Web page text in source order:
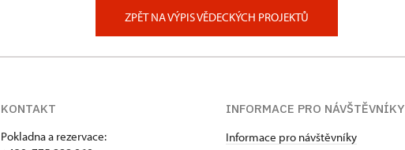
ZPĚT NA VÝPIS VĚDECKÝCH PROJEKTŮ
KONTAKT
Pokladna a rezervace:
INFORMACE PRO NÁVŠTĚVNÍKY
Informace pro návštěvníky